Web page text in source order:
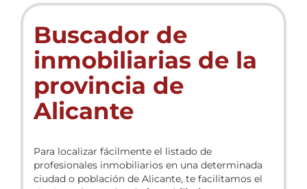
Buscador de
inmobiliarias de la
provincia de
Alicante
Para localizar fácilmente el listado de
profesionales inmobiliarios en una determinada
ciudad o población de Alicante, te facilitamos el